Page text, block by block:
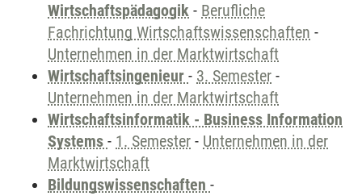
Wirtschaftspädagogik - Berufliche
Fachrichtung Wirtschaftswissenschaften -
Unternehmen in der Marktwirtschaft
Wirtschaftsingenieur - 3. Semester -
Unternehmen in der Marktwirtschaft
Wirtschaftsinformatik - Business Information
Systems - 1. Semester - Unternehmen in der
Marktwirtschaft
Bildungswissenschaften -